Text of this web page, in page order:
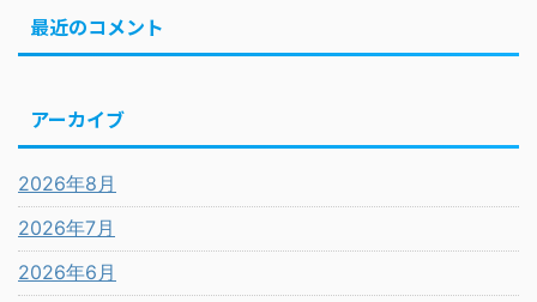
最近のコメント
アーカイブ
2026年8月
2026年7月
2026年6月